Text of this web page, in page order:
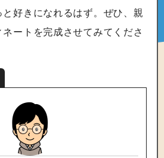
好きになれるはず。ぜひ、親
ートを完成させてみてくださ